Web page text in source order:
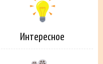
Интересное